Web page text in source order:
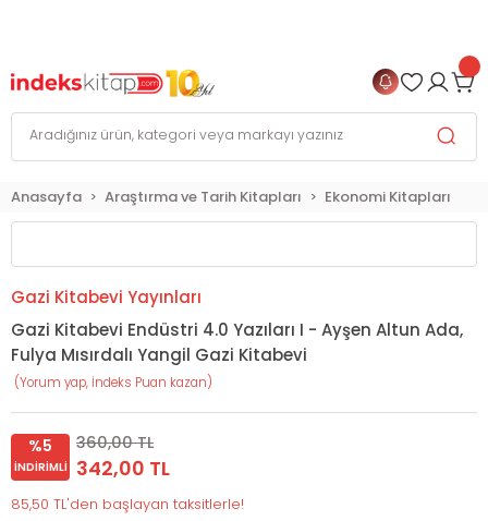
Anasayfa Araştırma ve Tarih Kitapları Ekonomi Kitapları
Gazi Kitabevi Yayınları
Gazi Kitabevi Endüstri 4.0 Yazıları I - Ayşen Altun Ada,
Fulya Mısırdalı Yangil Gazi Kitabevi
(Yorum yap, İndeks Puan kazan)
%5
İNDIRIMLI
360,00 TL
342,00 TL
85,50 TL'den başlayan taksitlerle!